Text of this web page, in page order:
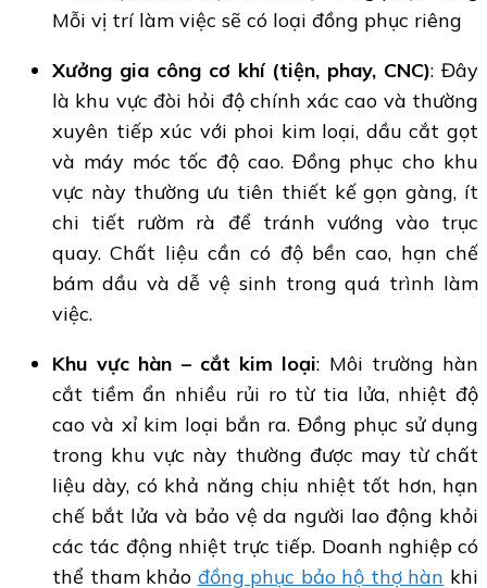
Mỗi vị trí làm việc sẽ có loại đồng phục riêng
Xưởng gia công cơ khí (tiện, phay, CNC): Đây
là khu vực đòi hỏi độ chính xác cao và thường
xuyên tiếp xúc với phoi kim loại, dầu cắt gọt
và máy móc tốc độ cao. Đồng phục cho khu
vực này thường ưu tiên thiết kế gọn gàng, ít
chi tiết rườm rà để tránh vướng vào trục
quay. Chất liệu cần có độ bền cao, hạn chế
bám dầu và dễ vệ sinh trong quá trình làm
việc.
Khu vực hàn – cắt kim loại: Môi trường hàn
cắt tiềm ẩn nhiều rủi ro từ tia lửa, nhiệt độ
cao và xỉ kim loại bắn ra. Đồng phục sử dụng
trong khu vực này thường được may từ chất
liệu dày, có khả năng chịu nhiệt tốt hơn, hạn
chế bắt lửa và bảo vệ da người lao động khỏi
các tác động nhiệt trực tiếp. Doanh nghiệp có
thể tham khảo đồng phục bảo hộ thợ hàn khi